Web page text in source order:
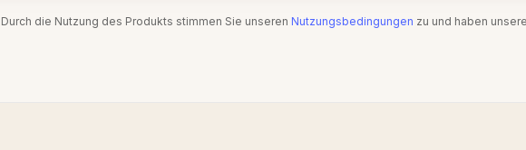
Durch die Nutzung des Produkts stimmen Sie unseren Nutzungsbedingungen zu und haben